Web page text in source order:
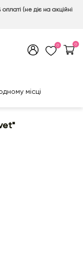
(не діє на акційні
0 0
місці